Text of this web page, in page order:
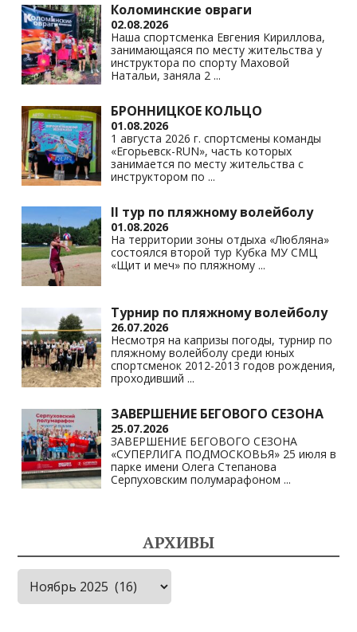
Коломинские овраги
02.08.2026
Наша спортсменка Евгения Кириллова,
занимающаяся по месту жительства у
инструктора по спорту Маховой
Натальи, заняла 2 ...
БРОННИЦКОЕ КОЛЬЦО
01.08.2026
1 августа 2026 г. спортсмены команды
«Егорьевск-RUN», часть которых
занимается по месту жительства с
инструктором по ...
II тур по пляжному волейболу
01.08.2026
На территории зоны отдыха «Любляна»
состоялся второй тур Кубка МУ СМЦ
«Щит и меч» по пляжному ...
Турнир по пляжному волейболу
26.07.2026
Несмотря на капризы погоды, турнир по
пляжному волейболу среди юных
спортсменок 2012-2013 годов рождения,
проходивший ...
ЗАВЕРШЕНИЕ БЕГОВОГО СЕЗОНА
25.07.2026
ЗАВЕРШЕНИЕ БЕГОВОГО СЕЗОНА
«СУПЕРЛИГА ПОДМОСКОВЬЯ» 25 июля в
парке имени Олега Степанова
Серпуховским полумарафоном ...
АРХИВЫ
Архивы